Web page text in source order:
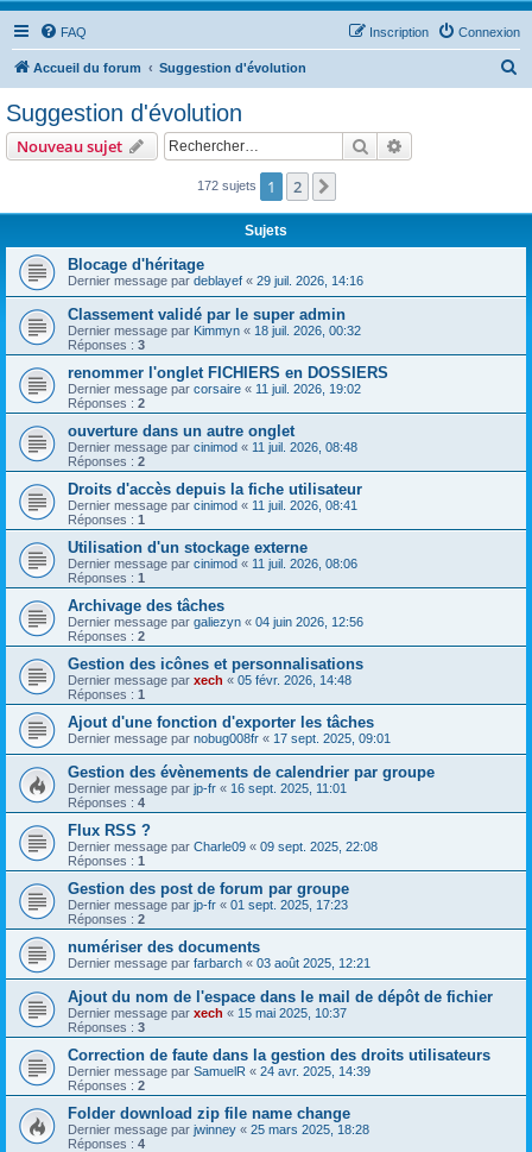
FAQ Connexion
Inscription
Accueil du forum Suggestion d'évolution
e
Suggestion d'évolution
Nouveau sujet Rechercher
172 sujets 1 2
Sujets
Blocage d'héritage
Dernier message par deblayef « 29 juil. 2026, 14:16
Classement validé par le super admin
Dernier message par Kimmyn « 18 juil. 2026, 00:32
Réponses : 3
renommer l'onglet FICHIERS en DOSSIERS
Dernier message par corsaire « 11 juil. 2026, 19:02
Réponses : 2
ouverture dans un autre onglet
Dernier message par cinimod « 11 juil. 2026, 08:48
Réponses : 2
Droits d'accès depuis la fiche utilisateur
Dernier message par cinimod « 11 juil. 2026, 08:41
Réponses : 1
Utilisation d'un stockage externe
Dernier message par cinimod « 11 juil. 2026, 08:06
Réponses : 1
Archivage des tâches
Dernier message par galiezyn « 04 juin 2026, 12:56
Réponses : 2
Gestion des icônes et personnalisations
Dernier message par xech « 05 févr. 2026, 14:48
Réponses : 1
Ajout d'une fonction d'exporter les tâches
Dernier message par nobug008fr « 17 sept. 2025, 09:01
Gestion des évènements de calendrier par groupe
Dernier message par jp-fr « 16 sept. 2025, 11:01
Réponses : 4
Flux RSS ?
Dernier message par Charle09 « 09 sept. 2025, 22:08
Réponses : 1
Gestion des post de forum par groupe
Dernier message par jp-fr « 01 sept. 2025, 17:23
Réponses : 2
numériser des documents
Dernier message par farbarch « 03 août 2025, 12:21
Ajout du nom de l'espace dans le mail de dépôt de fichier
Dernier message par xech « 15 mai 2025, 10:37
Réponses : 3
Correction de faute dans la gestion des droits utilisateurs
Dernier message par SamuelR « 24 avr. 2025, 14:39
Réponses : 2
Folder download zip file name change
Dernier message par jwinney « 25 mars 2025, 18:28
Réponses : 4